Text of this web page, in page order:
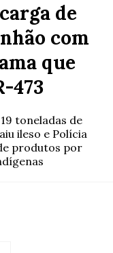
de
com
que
473
toneladas de
ileso e Polícia
produtos por